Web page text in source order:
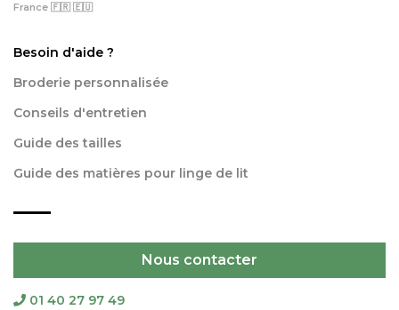
France 🇫🇷 🇪🇺
Besoin d'aide ?
Broderie personnalisée
Conseils d'entretien
Guide des tailles
Guide des matières pour linge de lit
Nous contacter
01 40 27 97 49